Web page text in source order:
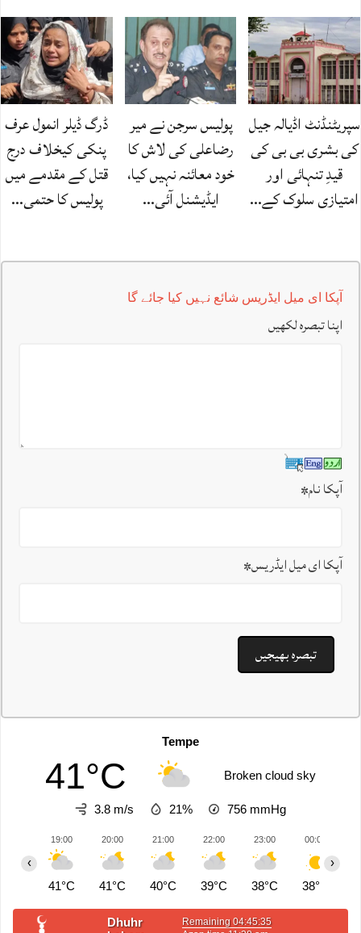
سپریٹنڈنٹ اڈیالہ جیل
کی بشری بی بی کی
قیدِ تنہائی اور
امتیازی سلوک کے…
پولیس سرجن نے میر
رضاعلی کی لاش کا
خود معائنہ نہیں کیا،
ایڈیشنل آئی…
ڈرگ ڈیلر انمول عرف
پنکی کیخلاف درج
قتل کے مقدمے میں
پولیس کا حتمی…
آپکا ای میل ایڈریس شائع نہیں کیا جائے گا
اپنا تبصرہ لکھیں
آپکا نام*
آپکا ای میل ایڈریس*
Tempe
41°C Broken cloud sky
3.8 m/s 21% 756 mmHg
19:00
41°C
20:00
41°C
21:00
40°C
22:00
39°C
23:00
38°C
00:00
38°C
‹ ›